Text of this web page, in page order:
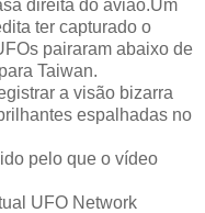
direita do avião.Um
ter capturado o
pairaram abaixo de
Taiwan.
a visão bizarra
espalhadas no
pelo que o vídeo
UFO Network